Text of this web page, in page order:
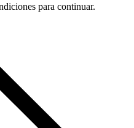
para continuar.